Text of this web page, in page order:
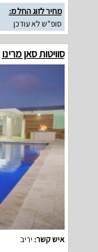
מחיר לזוג החל מ:
סופ"ש לא עודכן
סוויטות סאן מרינו
איש קשר: יריב